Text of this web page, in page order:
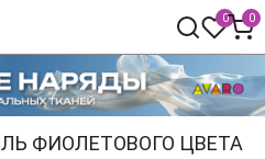
0 0
ФИОЛЕТОВОГО ЦВЕТА